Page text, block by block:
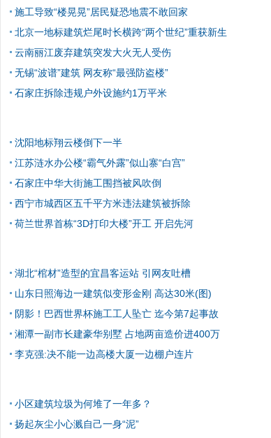
施工导致“楼晃晃”居民疑恐地震不敢回家
北京一地标建筑烂尾时长横跨“两个世纪”重获新生
云南丽江废弃建筑突发大火无人受伤
无锡“波谱”建筑 网友称“最强防盗楼”
石家庄拆除违规户外设施约1万平米
沈阳地标翔云楼倒下一半
江苏涟水办公楼“霸气外露”似山寨“白宫”
石家庄中华大街施工围挡被风吹倒
西宁市城西区五千平方米违法建筑被拆除
荷兰世界首栋“3D打印大楼”开工 开启先河
湖北“棺材”造型的宜昌客运站 引网友吐槽
山东日照海边一建筑似变形金刚 高达30米(图)
阴影！巴西世界杯施工工人坠亡 迄今第7起事故
湘潭一副市长建豪华别墅 占地两亩造价进400万
李克强:决不能一边高楼大厦一边棚户连片
小区建筑垃圾为何堆了一年多？
扬起灰尘小心溅自己一身“泥”